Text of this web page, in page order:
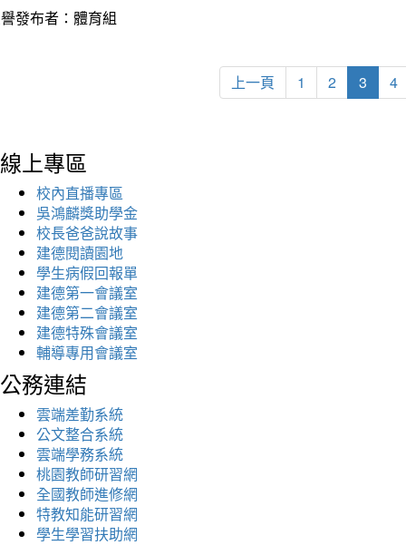
發布者：體育組
上一頁 1 2 3 4
線上專區
校內直播專區
吳鴻麟獎助學金
校長爸爸說故事
建德閱讀園地
學生病假回報單
建德第一會議室
建德第二會議室
建德特殊會議室
輔導專用會議室
公務連結
雲端差勤系統
公文整合系統
雲端學務系統
桃園教師研習網
全國教師進修網
特教知能研習網
學生學習扶助網